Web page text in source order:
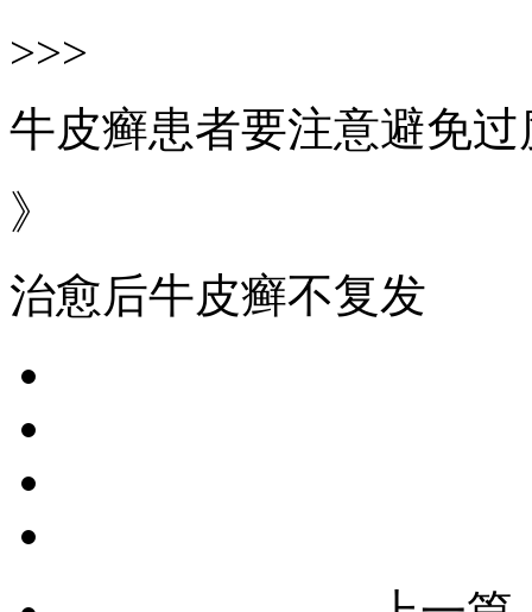
>>>
牛皮癣患者要注意避免
》
治愈后牛皮癣不复发